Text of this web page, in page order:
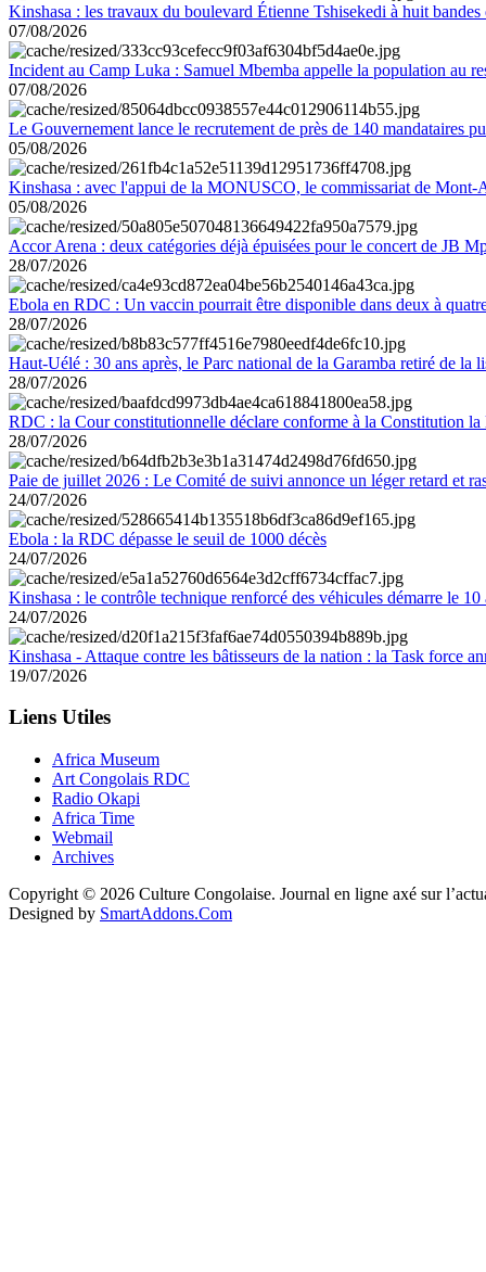
Kinshasa : les travaux du boulevard Étienne Tshisekedi à huit
07/08/2026
Incident au Camp Luka : Samuel Mbemba appelle la population au
07/08/2026
Le Gouvernement lance le recrutement de près de 140 mandataires
05/08/2026
Kinshasa : avec l'appui de la MONUSCO, le commissariat de Mont-
05/08/2026
Accor Arena : deux catégories déjà épuisées pour le concert de JB
28/07/2026
Ebola en RDC : Un vaccin pourrait être disponible dans deux à
28/07/2026
Haut-Uélé : 30 ans après, le Parc national de la Garamba retiré de la
28/07/2026
RDC : la Cour constitutionnelle déclare conforme à la Constitution la
28/07/2026
Paie de juillet 2026 : Le Comité de suivi annonce un léger retard et
24/07/2026
Ebola : la RDC dépasse le seuil de 1000 décès
24/07/2026
Kinshasa : le contrôle technique renforcé des véhicules démarre le 10
24/07/2026
Kinshasa - Attaque contre les bâtisseurs de la nation : la Task force
19/07/2026
Liens Utiles
Africa Museum
Art Congolais RDC
Radio Okapi
Africa Time
Webmail
Archives
Copyright © 2026 Culture Congolaise. Journal en ligne axé sur
Designed by SmartAddons.Com